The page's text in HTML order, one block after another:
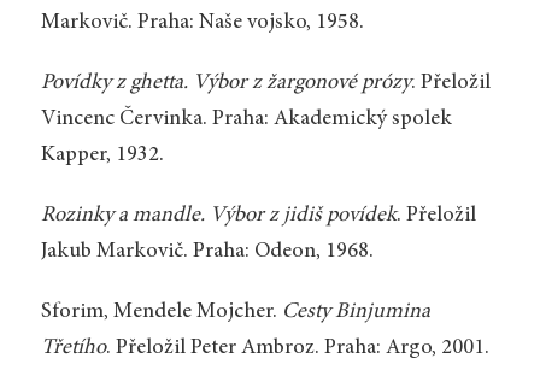
Markovič. Praha: Naše vojsko, 1958.
Povídky z ghetta. Výbor z žargonové prózy. Přeložil
Vincenc Červinka. Praha: Akademický spolek
Kapper, 1932.
Rozinky a mandle. Výbor z jidiš povídek. Přeložil
Jakub Markovič. Praha: Odeon, 1968.
Sforim, Mendele Mojcher. Cesty Binjumina
Třetího. Přeložil Peter Ambroz. Praha: Argo, 2001.